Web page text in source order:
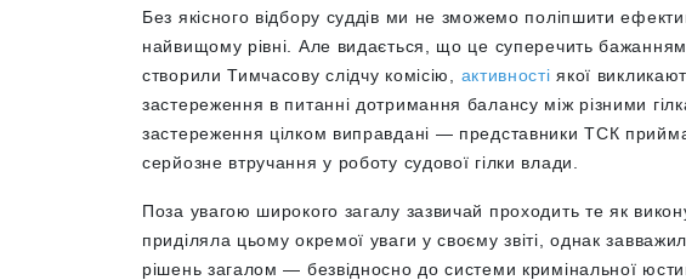
Без якісного відбору суддів ми не зможемо поліпшити
найвищому рівні. Але видається, що це суперечить
створили Тимчасову слідчу комісію, активності якої
застереження в питанні дотримання балансу між різними
застереження цілком виправдані — представники ТСК
серйозне втручання у роботу судової гілки влади.
Поза увагою широкого загалу зазвичай проходить те як
приділяла цьому окремої уваги у своєму звіті, однак
рішень загалом — безвідносно до системи кримінальної